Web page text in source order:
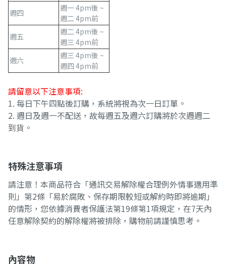
週四
週一 4pm後 ~
週二 4pm前
週五
週二 4pm後 ~
週三 4pm前
週六
週三 4pm後 ~
週四 4pm前
請留意以下注意事項:
1. 每日下午四點後訂購，系統將視為次一日訂單。
2. 週日及週一不配送，故每週五及週六訂購將於次週週二
到貨。
特殊注意事項
請注意！本商品符合「通訊交易解除權合理例外情事適用準
則」第2條「易於腐敗、保存期限較短或解約時即將逾期」
的情形，您依據消費者保護法第19條第1項規定，在7天內
任意解除契約的解除權將被排除，購物前請謹慎思考。
內容物